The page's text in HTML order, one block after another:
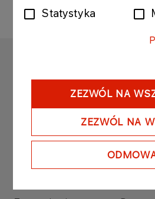
Statystyka
ZEZWÓL NA
ZEZWÓL NA
Copyright © 2025
Wszystkie prawa zastrzeżone